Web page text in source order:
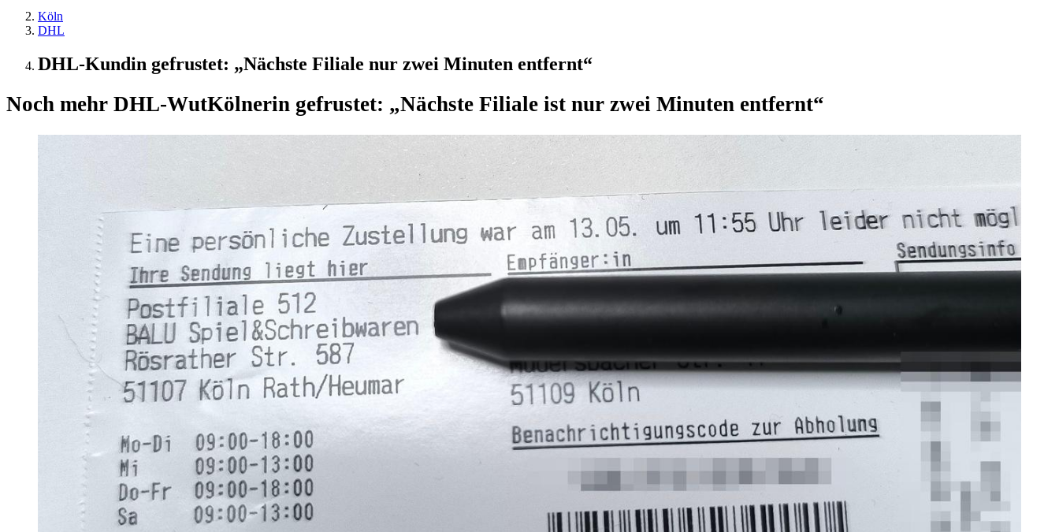
Köln
DHL
DHL-Kundin gefrustet: „Nächste Filiale nur zwei Minuten entfernt“
Noch mehr DHL-WutKölnerin gefrustet: „Nächste Filiale ist nur zwei Minuten entfernt“